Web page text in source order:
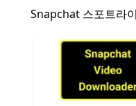
Snapchat 스포트라